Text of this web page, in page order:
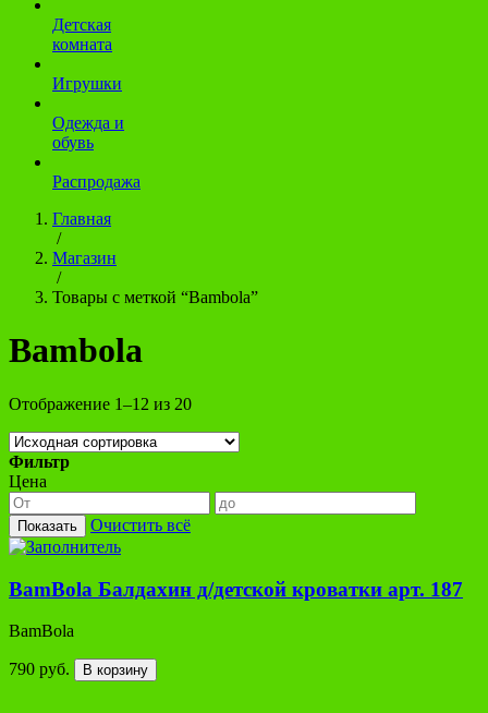
Детская
комната
Игрушки
Одежда и
обувь
Распродажа
Главная
/
Магазин
/
Товары с меткой “Bambola”
Bambola
Отображение 1–12 из 20
Фильтр
Цена
Показать Очистить всё
BamBola Балдахин д/детской кроватки арт. 187
BamBola
790 руб. В корзину